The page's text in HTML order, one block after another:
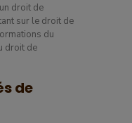
droit de
sur le droit de
du
droit de
de